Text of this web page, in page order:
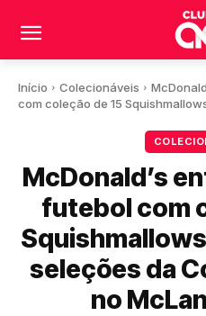
Início Colecionáveis
com coleção de 15
McDonald’s
futebol com
seleções da
no